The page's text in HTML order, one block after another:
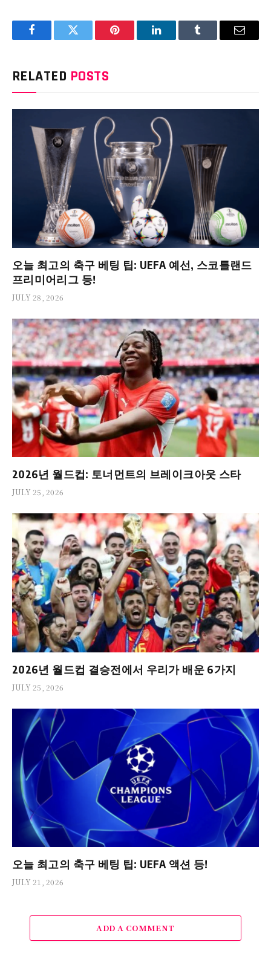
FacebookTwitter Pinterest LinkedInTumblr Email
RELATED POSTS
오늘 최고의 축구 베팅 팁: UEFA 예선, 스코틀랜드
프리미어리그 등!
JULY 28, 2026
2026년 월드컵: 토너먼트의 브레이크아웃 스타
JULY 25, 2026
2026년 월드컵 결승전에서 우리가 배운 6가지
JULY 25, 2026
오늘 최고의 축구 베팅 팁: UEFA 액션 등!
JULY 21, 2026
ADD A COMMENT